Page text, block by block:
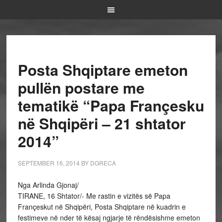
Posta Shqiptare emeton
pullën postare me
tematikë “Papa Françesku
në Shqipëri – 21 shtator
2014”
SEPTEMBER 16, 2014 BY DGRECA
Nga Arlinda Gjonaj/
TIRANE, 16 Shtator/- Me rastin e vizitës së Papa
Françeskut në Shqipëri, Posta Shqiptare në kuadrin e
festimeve në nder të kësaj ngjarje të rëndësishme emeton